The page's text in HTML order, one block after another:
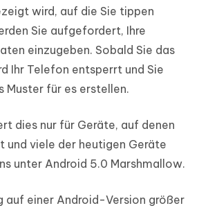
wird, auf die Sie tippen
Sie aufgefordert, Ihre
einzugeben. Sobald Sie das
Ihr Telefon entsperrt und Sie
Muster für es erstellen.
dies nur für Geräte, auf denen
und viele der heutigen Geräte
unter Android 5.0 Marshmallow.
auf einer Android-Version größer